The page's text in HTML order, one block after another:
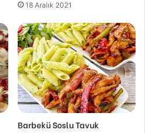
18 Aralık 2021
Barbekü Soslu Tavuk